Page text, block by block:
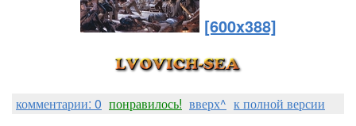
[600x388]
комментарии: 0 понравилось! вверх^ к полной версии